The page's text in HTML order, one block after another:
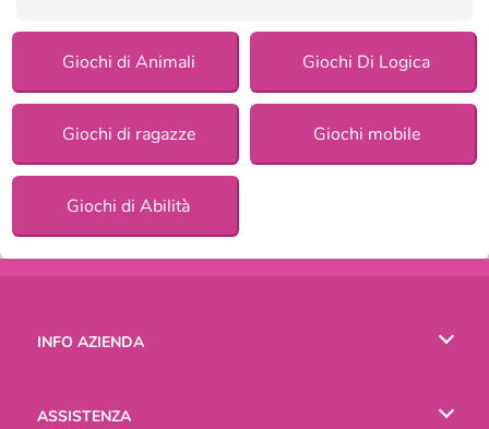
Giochi di Animali Giochi Di Logica
Giochi di ragazze Giochi mobile
Giochi di Abilità
INFO AZIENDA
ASSISTENZA